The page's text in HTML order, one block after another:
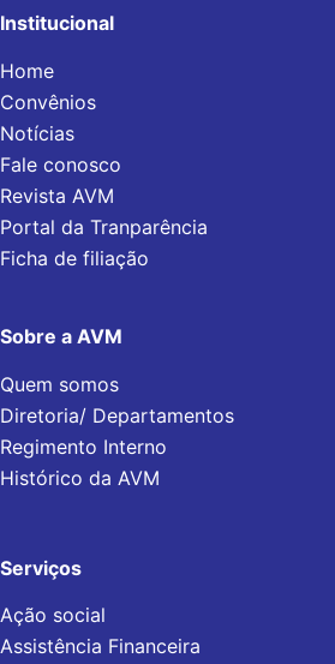
Institucional
Home
Convênios
Notícias
Fale conosco
Revista AVM
Portal da Tranparência
Ficha de filiação
Sobre a AVM
Quem somos
Diretoria/ Departamentos
Regimento Interno
Histórico da AVM
Serviços
Ação social
Assistência Financeira